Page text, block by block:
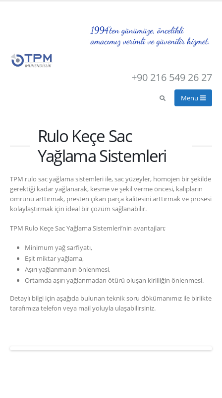
+90 216 549 26 27
Rulo Keçe Sac
Yağlama Sistemleri
TPM rulo sac yağlama sistemleri ile, sac yüzeyler, homojen bir şekilde
gerektiği kadar yağlanarak, kesme ve şekil verme öncesi, kalıpların
ömrünü arttırmak, presten çıkan parça kalitesini arttırmak ve prosesi
kolaylaştırmak için ideal bir çözüm sağlanabilir.
TPM Rulo Keçe Sac Yağlama Sistemleri’nin avantajları;
Minimum yağ sarfiyatı,
Eşit miktar yağlama,
Aşırı yağlanmanın önlenmesi,
Ortamda aşırı yağlanmadan ötürü oluşan kirliliğin önlenmesi.
Detaylı bilgi için aşağıda bulunan teknik soru dökümanımız ile birlikte
tarafımıza telefon veya mail yoluyla ulaşabilirsiniz.